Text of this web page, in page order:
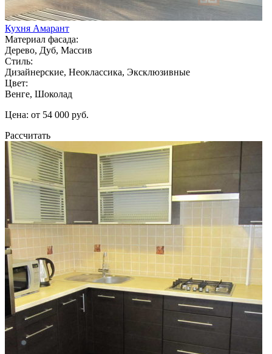
Кухня Амарант
Материал фасада:
Дерево, Дуб, Массив
Стиль:
Дизайнерские, Неоклассика, Эксклюзивные
Цвет:
Венге, Шоколад
Цена: от 54 000 руб.
Рассчитать